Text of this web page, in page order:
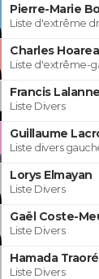
Pierre-Marie
Liste d'extrême
Charles
Liste d'extrême-
Francis Lalanne
Liste Divers
Guillaume
Liste divers
Lorys Elmayan
Liste Divers
Gaël Coste-
Liste Divers
Hamada Traoré
Liste Divers